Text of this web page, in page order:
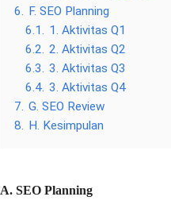
6.
F. SEO Planning
6.1.
1. Aktivitas Q1
6.2.
2. Aktivitas Q2
6.3.
3. Aktivitas Q3
6.4. 3. Aktivitas Q4
7. G. SEO Review
8.
H. Kesimpulan
A. SEO Planning